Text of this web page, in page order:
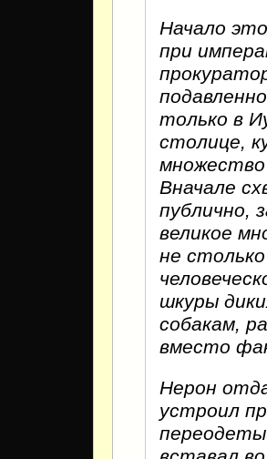
Начало
при
только в
столице,
множество
Вначале
публично,
великое
не
шкуры
собакам,
вместо
Нерон
устроил